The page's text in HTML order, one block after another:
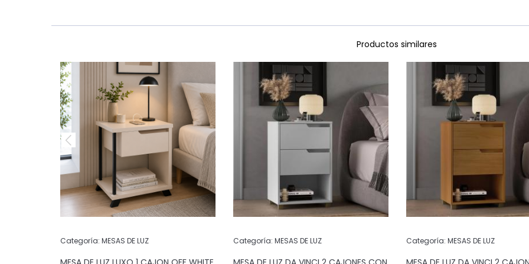
Productos similares
Categoría: MESAS DE LUZ Categoría: MESAS DE LUZ Categoría: MESAS DE LUZ